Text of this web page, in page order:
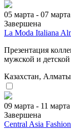
05 марта - 07 марта
Завершена
La Moda Italiana
Презентация
мужской и
Казахстан, Алматы
09 марта - 11 марта
Завершена
Central Asia